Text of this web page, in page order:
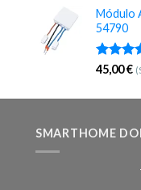
Módulo
54790
45,00€
SMARTHOME